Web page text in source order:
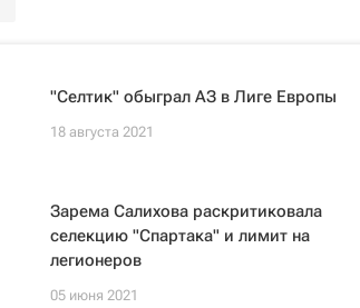
"Селтик" обыграл АЗ в Лиге Европы
18 августа 2021
Зарема Салихова раскритиковала
селекцию "Спартака" и лимит на
легионеров
05 июня 2021